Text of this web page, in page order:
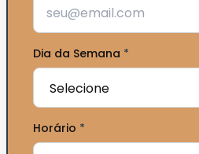
Dia da Semana *
Horário *